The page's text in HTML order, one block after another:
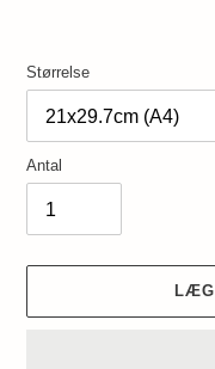
Størrelse
Antal